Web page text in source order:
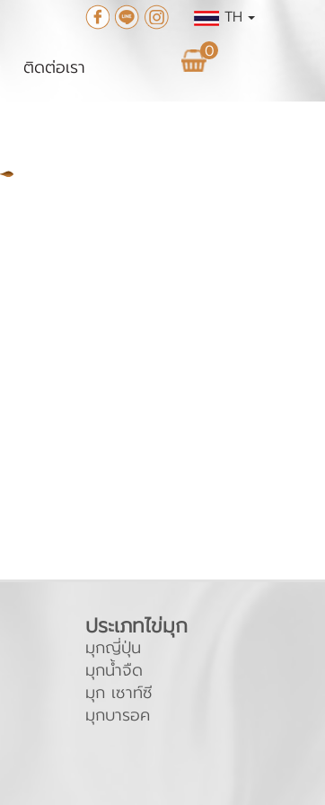
TH
ติดต่อเรา
0
ประเภทไข่มุก
มุกญี่ปุ่น
มุกน้ำจืด
มุก เซาท์ซี
มุกบารอค